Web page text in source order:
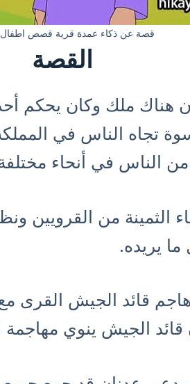
قصة عن ذكاء عمدة قرية قصص اطفال
القصة
هناك ملك وكان يحكم
تجاه الناس في
الناس في أنحاء
الثمينة من القرويين
يريده.
قائد الجيش القرى
الجيش ينوي مهاجمة